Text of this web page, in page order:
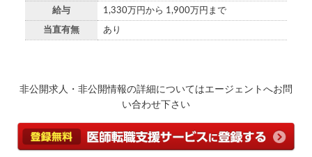
給与 1,330万円から 1,900万円まで
当直有無 あり
非公開求人・非公開情報の詳細についてはエージェントへお問
い合わせ下さい